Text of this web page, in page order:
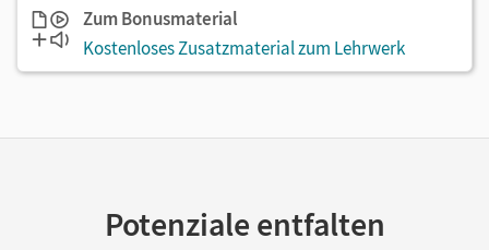
Zum Bonusmaterial
Kostenloses Zusatzmaterial zum Lehrwerk
Potenziale entfalten